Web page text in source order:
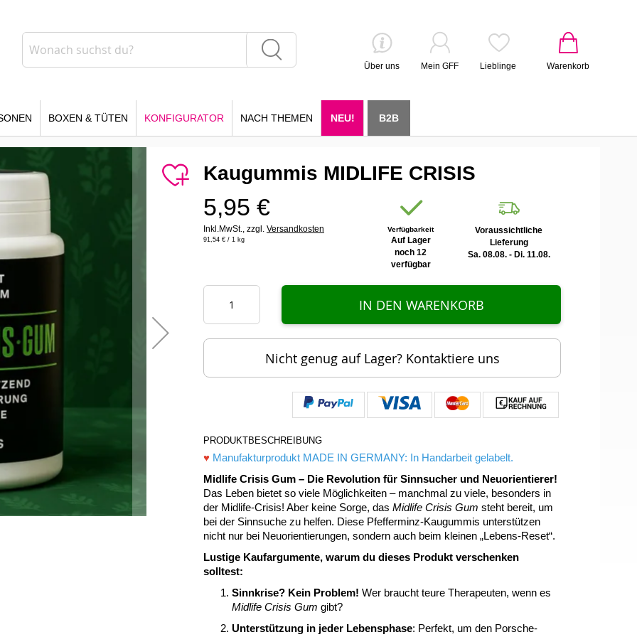
Warenkorb
Über uns Mein GFF Lieblinge
BOXEN & TÜTEN KONFIGURATOR NACH THEMEN NEU! B2B
Kaugummis MIDLIFE CRISIS
5,95 €
Inkl.MwSt., zzgl. Versandkosten
91,54 € / 1 kg
Verfügbarkeit
Auf Lager
noch 12
verfügbar
Voraussichtliche
Lieferung
Sa. 08.08. - Di. 11.08.
IN DEN WARENKORB
Nicht genug auf Lager? Kontaktiere uns
PRODUKTBESCHREIBUNG
♥ Manufakturprodukt MADE IN GERMANY: In Handarbeit gelabelt.
Midlife Crisis Gum – Die Revolution für Sinnsucher und Neuorientierer!
Das Leben bietet so viele Möglichkeiten – manchmal zu viele, besonders in
der Midlife-Crisis! Aber keine Sorge, das Midlife Crisis Gum steht bereit, um
bei der Sinnsuche zu helfen. Diese Pfefferminz-Kaugummis unterstützen
nicht nur bei Neuorientierungen, sondern auch beim kleinen „Lebens-Reset“.
Lustige Kaufargumente, warum du dieses Produkt verschenken
solltest:
Sinnkrise? Kein Problem! Wer braucht teure Therapeuten, wenn es
Midlife Crisis Gum gibt?
Unterstützung in jeder Lebensphase: Perfekt, um den Porsche-